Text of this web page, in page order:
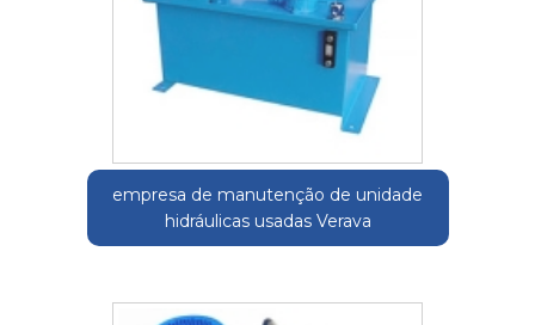
empresa de manutenção de unidade
hidráulicas usadas Verava